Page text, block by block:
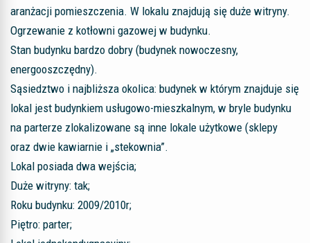
aranżacji pomieszczenia. W lokalu znajdują się duże witryny.
Ogrzewanie z kotłowni gazowej w budynku.
Stan budynku bardzo dobry (budynek nowoczesny,
energooszczędny).
Sąsiedztwo i najbliższa okolica: budynek w którym znajduje się
lokal jest budynkiem usługowo-mieszkalnym, w bryle budynku
na parterze zlokalizowane są inne lokale użytkowe (sklepy
oraz dwie kawiarnie i „stekownia”.
Lokal posiada dwa wejścia;
Duże witryny: tak;
Roku budynku: 2009/2010r;
Piętro: parter;